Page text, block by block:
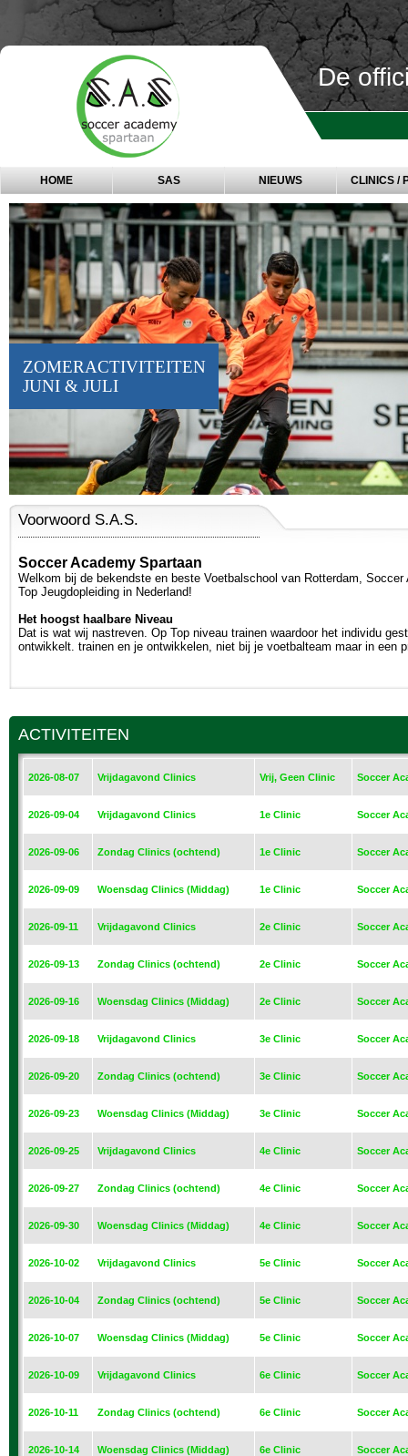
De
HOME SAS NIEUWS CLINICS /
SOCCER ACADEMY
SPARTAAN SLUIT
AAN BIJ
ROTTERDAMPAS
Voorwoord S.A.S.
Soccer Academy Spartaan
Welkom bij de bekendste en beste Voetbalschool van Rotterdam, Soccer
Top Jeugdopleiding in Nederland!
Het hoogst haalbare Niveau
Dat is wat wij nastreven. Op Top niveau trainen waardoor het individu
ontwikkelt. trainen en je ontwikkelen, niet bij je voetbalteam maar in een
ACTIVITEITEN
2026-08-07 Vrijdagavond Clinics Vrij, Geen Clinic Soccer
2026-09-04 Vrijdagavond Clinics 1e Clinic Soccer
2026-09-06 Zondag Clinics (ochtend) 1e Clinic Soccer
2026-09-09 Woensdag Clinics (Middag) 1e Clinic Soccer
2026-09-11 Vrijdagavond Clinics 2e Clinic Soccer
2026-09-13 Zondag Clinics (ochtend) 2e Clinic Soccer
2026-09-16 Woensdag Clinics (Middag) 2e Clinic Soccer
2026-09-18 Vrijdagavond Clinics 3e Clinic Soccer
2026-09-20 Zondag Clinics (ochtend) 3e Clinic Soccer
2026-09-23 Woensdag Clinics (Middag) 3e Clinic Soccer
2026-09-25 Vrijdagavond Clinics 4e Clinic Soccer
2026-09-27 Zondag Clinics (ochtend) 4e Clinic Soccer
2026-09-30 Woensdag Clinics (Middag) 4e Clinic Soccer
2026-10-02 Vrijdagavond Clinics 5e Clinic Soccer
2026-10-04 Zondag Clinics (ochtend) 5e Clinic Soccer
2026-10-07 Woensdag Clinics (Middag) 5e Clinic Soccer
2026-10-09 Vrijdagavond Clinics 6e Clinic Soccer
2026-10-11 Zondag Clinics (ochtend) 6e Clinic Soccer
2026-10-14 Woensdag Clinics (Middag) 6e Clinic Soccer